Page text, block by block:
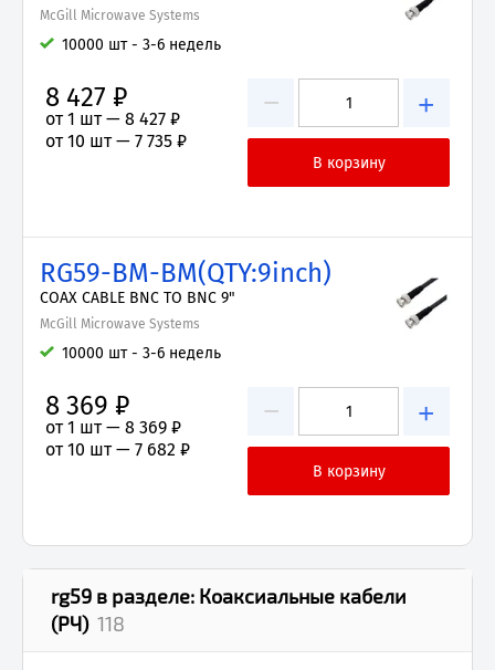
McGill Microwave Systems
10000 шт - 3-6 недель
− +
8 427 ₽
от 1 шт — 8 427 ₽
от 10 шт — 7 735 ₽
RG59-BM-BM(QTY:9inch)
COAX CABLE BNC TO BNC 9"
McGill Microwave Systems
10000 шт - 3-6 недель
− +
8 369 ₽
от 1 шт — 8 369 ₽
от 10 шт — 7 682 ₽
rg59 в разделе: Коаксиальные кабели
(РЧ) 118